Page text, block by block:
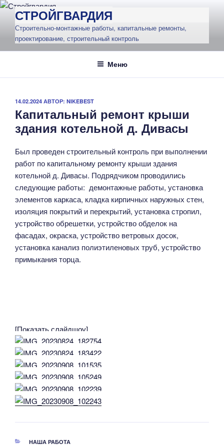
Перейти
содержимому
СТРОЙГВАРДИЯ
Строительно-монтажные работы, капитальные ремонты,
проектирование, строительный контроль
Меню
ОПУБЛИКОВАНО
14.02.2024 АВТОР: NIKEBEST
Капитальный ремонт крыши
здания котельной д. Дивасы
Был проведен строительный контроль при выполнении
работ по капитальному ремонту крыши здания
котельной д. Дивасы. Подрядчиком проводились
следующие работы: демонтажные работы, установка
элементов каркаса, кладка кирпичных наружных стен,
изоляция покрытий и перекрытий, установка стропил,
устройство обрешетки, устройство обделок на
фасадах, окраска, устройство ветровых досок,
установка канализ полиэтиленовых труб, устройство
примыкания торца.
[Показать слайдшоу]
РУБРИКИ
НАША РАБОТА